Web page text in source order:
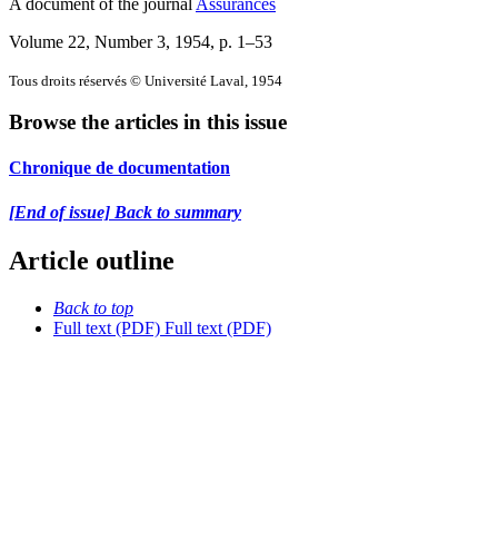
Volume 22, Number 3, 1954, p. 1–53
Tous droits réservés © Université Laval, 1954
Browse the articles in this issue
Chronique de documentation
[End of issue] Back to summary
Article outline
Back to top
Full text (PDF) Full text (PDF)